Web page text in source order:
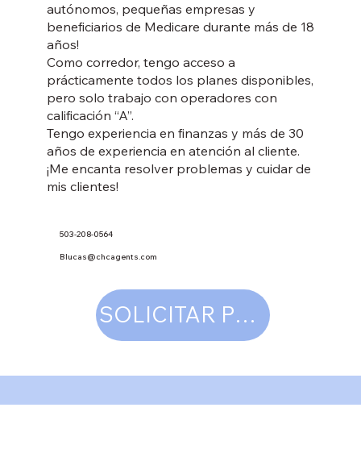
autónomos, pequeñas empresas y
beneficiarios de Medicare durante más de 18
años!
Como corredor, tengo acceso a
prácticamente todos los planes disponibles,
pero solo trabajo con operadores con
calificación “A”.
Tengo experiencia en finanzas y más de 30
años de experiencia en atención al cliente.
¡Me encanta resolver problemas y cuidar de
mis clientes!
503-208-0564
Blucas@chcagents.com
SOLICITAR PRESUPUESTO